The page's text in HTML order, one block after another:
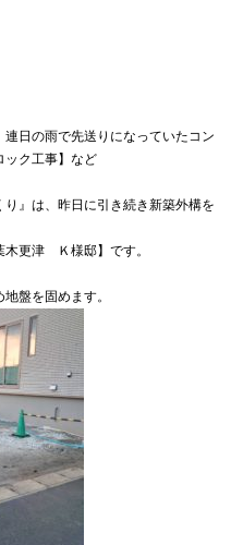
日の雨で先送りになっていたコン
ック工事】など
』は、昨日に引き続き新築外構を
更津 Ｋ様邸】です。
盤を固めます。